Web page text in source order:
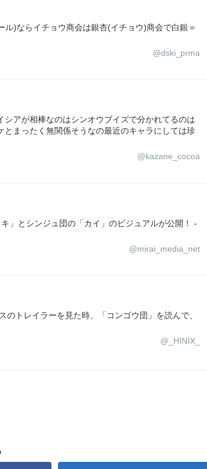
)ならイチョウ商会は銀杏(イチョウ)商会で白銀＝
@dski_prma
アが相棒なのはシンオウブイズで分かれてるのは
まったく無関係そうなの最近のキャラにしては珍
@kazane_cocoa
」とシンジュ団の「カイ」のビジュアルが公開！ -
@mirai_media_net
トレイラーを見た時、「コンゴウ団」を読んで、
@_HINIX_